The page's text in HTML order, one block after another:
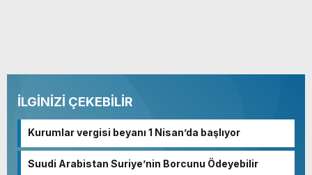
İLGİNİZİ ÇEKEBİLİR
Kurumlar vergisi beyanı 1 Nisan’da başlıyor
Suudi Arabistan Suriye’nin Borcunu Ödeyebilir